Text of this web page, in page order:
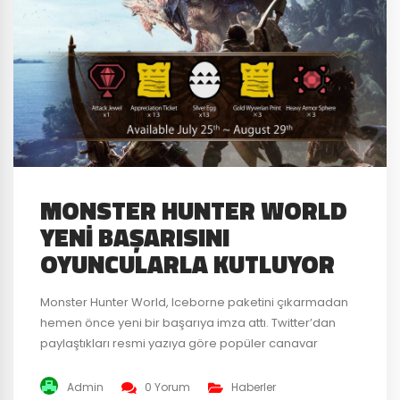
MONSTER HUNTER WORLD
YENI BAŞARISINI
OYUNCULARLA KUTLUYOR
Monster Hunter World, Iceborne paketini çıkarmadan
hemen önce yeni bir başarıya imza attı. Twitter’dan
paylaştıkları resmi yazıya göre popüler canavar
erişilmesi zor bir rekor kırdı. Geliştiriciler ise yakalanan
Admin 0 Yorum
Haberler